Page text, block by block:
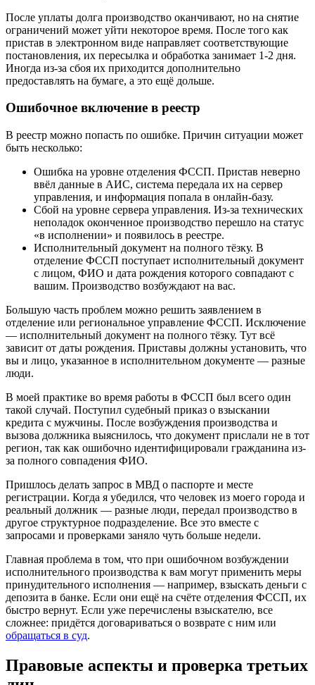
После уплаты долга производство оканчивают, но на снятие
ограничений может уйти некоторое время. После того как
пристав в электронном виде направляет соответствующие
постановления, их пересылка и обработка занимает 1-2 дня.
Иногда из-за сбоя их приходится дополнительно
предоставлять на бумаге, а это ещё дольше.
Ошибочное включение в реестр
В реестр можно попасть по ошибке. Причин ситуации может
быть несколько:
Ошибка на уровне отделения ФССП. Пристав неверно
ввёл данные в АИС, система передала их на сервер
управления, и информация попала в онлайн-базу.
Сбой на уровне сервера управления. Из-за технических
неполадок оконченное производство перешло на статус
«в исполнении» и появилось в реестре.
Исполнительный документ на полного тёзку. В
отделение ФССП поступает исполнительный документ
с лицом, ФИО и дата рождения которого совпадают с
вашим. Производство возбуждают на вас.
Большую часть проблем можно решить заявлением в
отделение или региональное управление ФССП. Исключение
— исполнительный документ на полного тёзку. Тут всё
зависит от даты рождения. Приставы должны установить, что
вы и лицо, указанное в исполнительном документе — разные
люди.
В моей практике во время работы в ФССП был всего один
такой случай. Поступил судебный приказ о взыскании
кредита с мужчины. После возбуждения производства и
вызова должника выяснилось, что документ прислали не в тот
регион, так как ошибочно идентифицировали гражданина из-
за полного совпадения ФИО.
Пришлось делать запрос в МВД о паспорте и месте
регистрации. Когда я убедился, что человек из моего города и
реальный должник — разные люди, передал производство в
другое структурное подразделение. Все это вместе с
запросами и проверками заняло чуть больше недели.
Главная проблема в том, что при ошибочном возбуждении
исполнительного производства к вам могут применить меры
принудительного исполнения — например, взыскать деньги с
депозита в банке. Если они ещё на счёте отделения ФССП, их
быстро вернут. Если уже перечислены взыскателю, все
сложнее: придётся договариваться о возврате с ним или
обращаться в суд.
Правовые аспекты и проверка третьих